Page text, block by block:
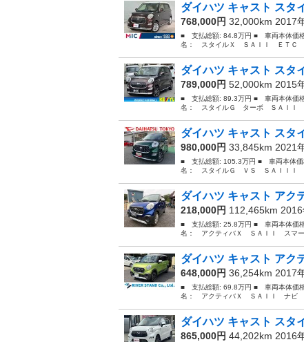
ダイハツ キャスト ス
768,000円 32,000km 2017
■ 支払総額: 84.8万円 ■ 車両本体
名： スタイルＸ ＳＡＩＩ ＥＴＣ
ダイハツ キャスト ス
789,000円 52,000km 2015
■ 支払総額: 89.3万円 ■ 車両本体
名： スタイルＧ ターボ ＳＡＩＩ
ダイハツ キャスト ス
980,000円 33,845km 2021
■ 支払総額: 105.3万円 ■ 車両本体
名： スタイルＧ ＶＳ ＳＡＩＩＩ
ダイハツ キャスト ア
218,000円 112,465km
■ 支払総額: 25.8万円 ■ 車両本体
名： アクティバＸ ＳＡＩＩ スマ
ダイハツ キャスト ア
648,000円 36,254km 2017
■ 支払総額: 69.8万円 ■ 車両本体
名： アクティバＸ ＳＡＩＩ ナビ
ダイハツ キャスト ス
865,000円 44,202km 2016